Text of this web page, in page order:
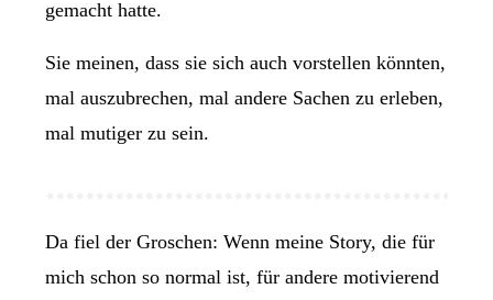
gemacht hatte.
Sie meinen, dass sie sich auch vorstellen könnten,
mal auszubrechen, mal andere Sachen zu erleben,
mal mutiger zu sein.
Da fiel der Groschen: Wenn meine Story, die für
mich schon so normal ist, für andere motivierend